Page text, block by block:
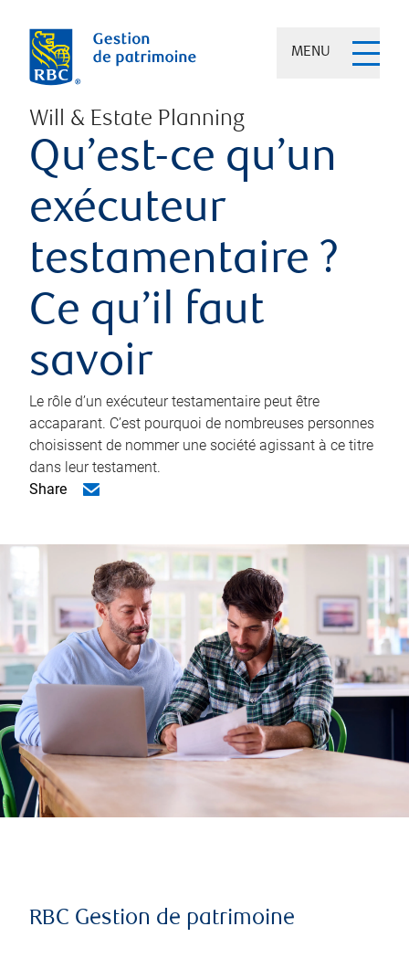
MENU
Will & Estate Planning
Qu’est-ce qu’un
exécuteur
testamentaire ?
Ce qu’il faut
savoir
Le rôle d’un exécuteur testamentaire peut être
accaparant. C’est pourquoi de nombreuses personnes
choisissent de nommer une société agissant à ce titre
dans leur testament.
Share
RBC Gestion de patrimoine